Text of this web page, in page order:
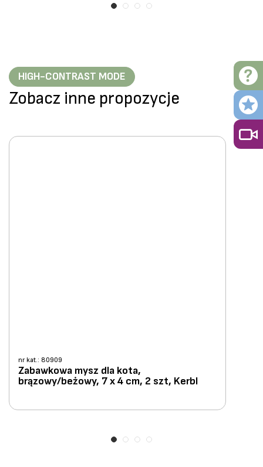
HIGH-CONTRAST MODE
Zobacz inne propozycje
nr kat.: 80909
Zabawkowa mysz dla kota,
brązowy/beżowy, 7 x 4 cm, 2 szt, Kerbl